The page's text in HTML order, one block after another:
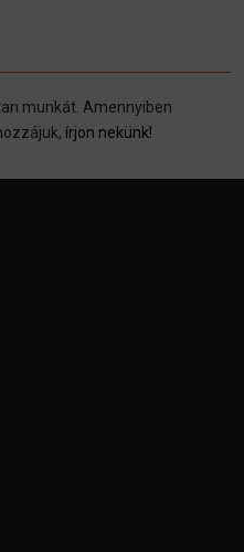
munkát. Amennyiben
írjon nekünk!